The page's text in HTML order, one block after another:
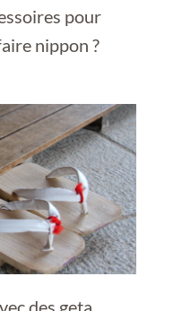
pour
nippon ?
des geta